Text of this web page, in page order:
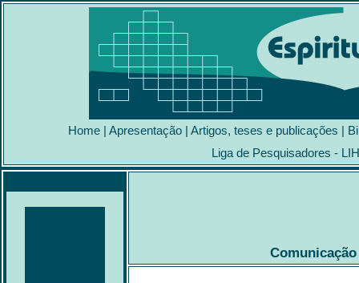
Home | Apresentação | Artigos, teses e publicações |
Liga de Pesquisadores -